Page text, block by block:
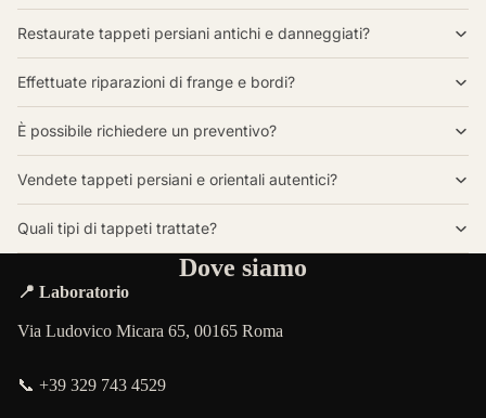
Restaurate tappeti persiani antichi e danneggiati?
Effettuate riparazioni di frange e bordi?
È possibile richiedere un preventivo?
Vendete tappeti persiani e orientali autentici?
Quali tipi di tappeti trattate?
Dove siamo
📍 Laboratorio
Via Ludovico Micara 65, 00165 Roma
📞 +39 329 743 4529